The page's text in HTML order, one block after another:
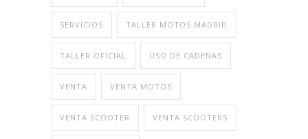
SERVICIOS TALLER MOTOS MADRID
TALLER OFICIAL USO DE CADENAS
VENTA VENTA MOTOS
VENTA SCOOTER VENTA SCOOTERS